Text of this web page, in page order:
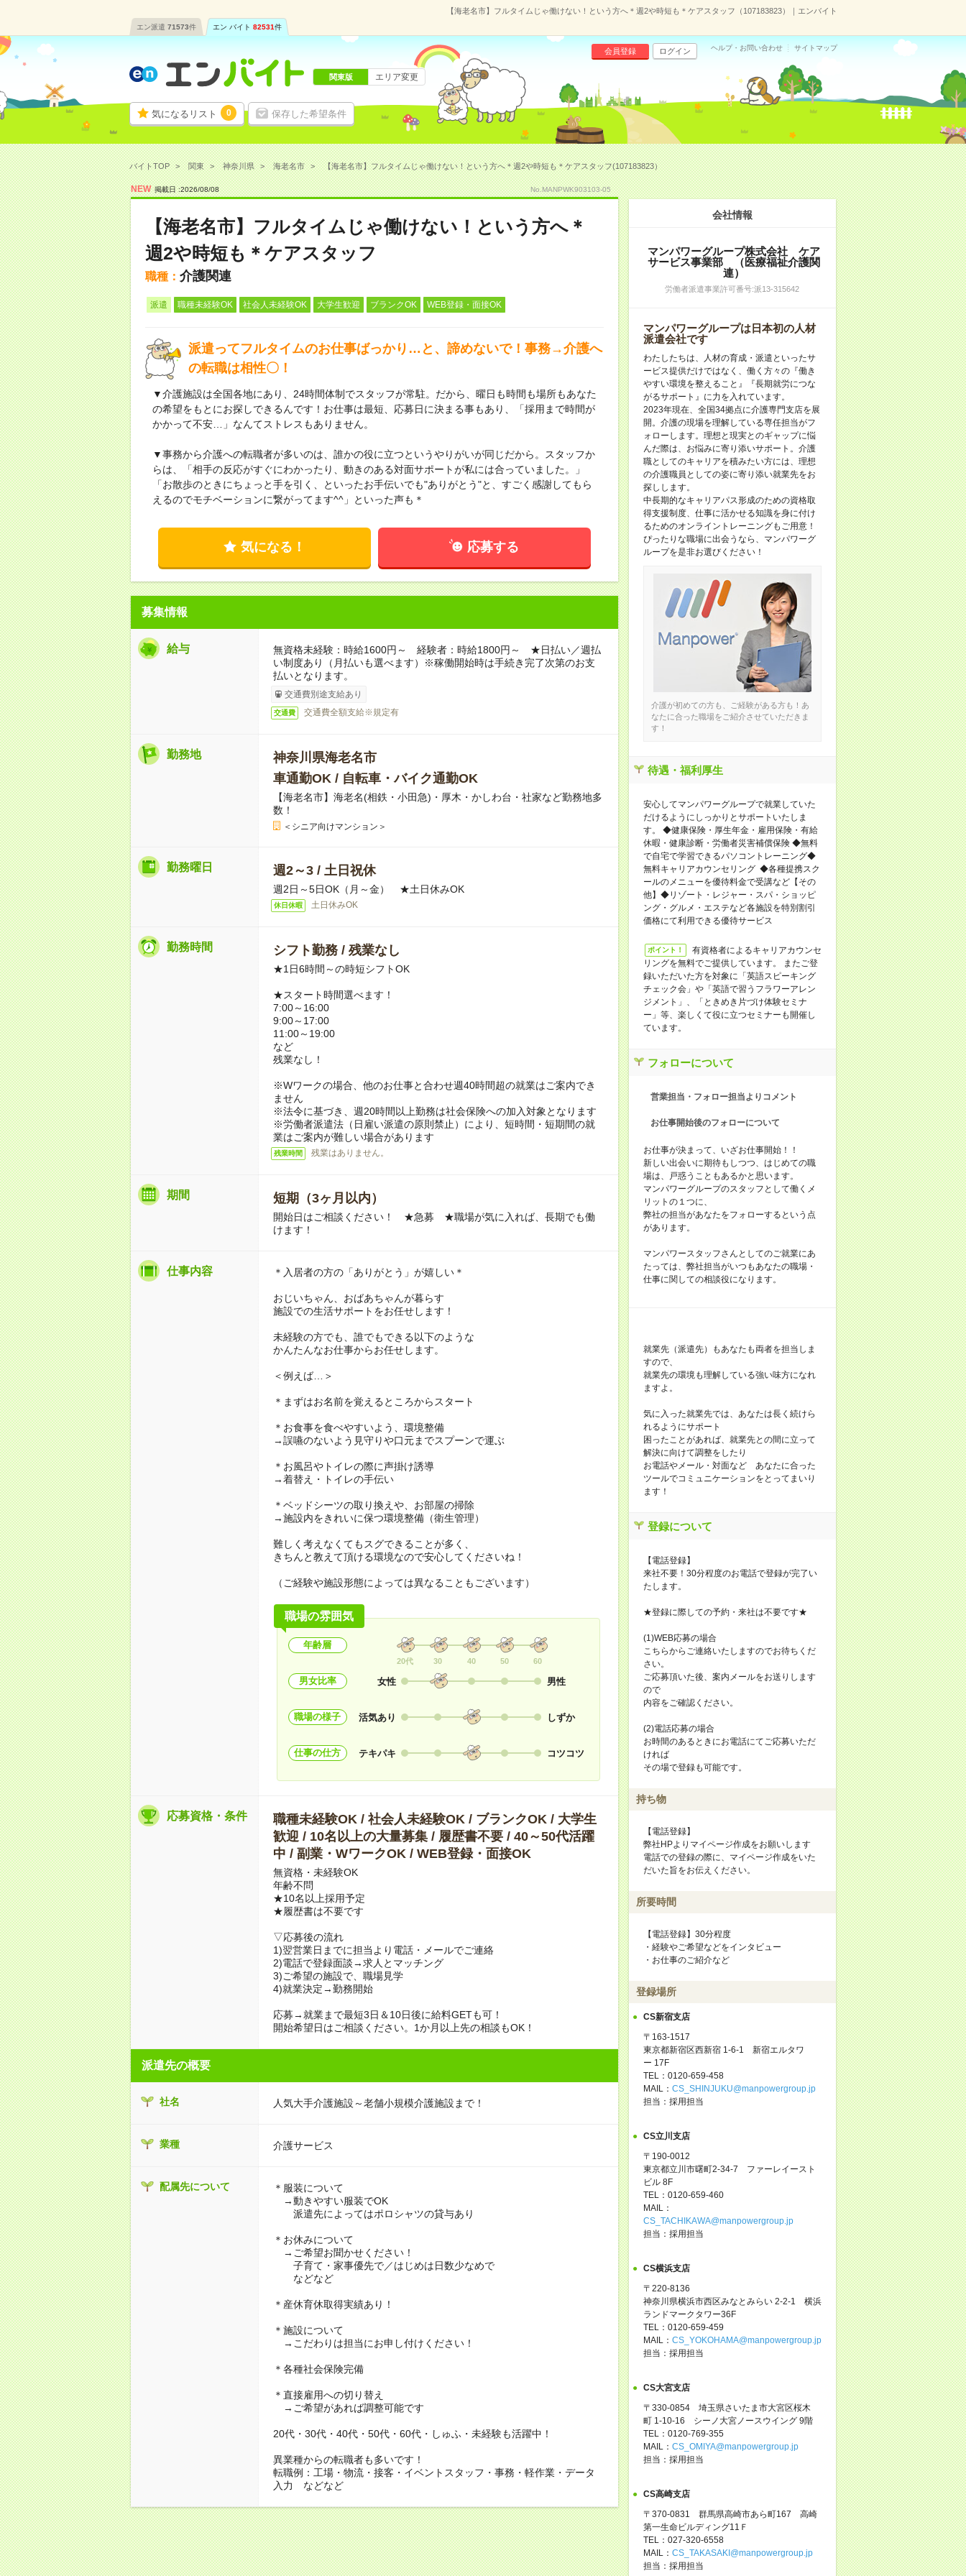
【海老名市】フルタイムじゃ働けない！という方へ＊週2や時短も＊ケアスタッフ（107183823）｜エンバイト
エン派遣 71573件 エン バイト 82531件
気になるリスト 0 保存した希望条件
会員登録 ログイン ヘルプ・お問い合わせ サイトマップ
関東版 エリア変更
バイトTOP 関東 神奈川県 海老名市 【海老名市】フルタイムじゃ働けない！という方へ＊週2や時短も＊ケアスタッフ(107183823）
NEW 掲載日 :2026/08/08 No.MANPWK903103-05
【海老名市】フルタイムじゃ働けない！という方へ＊
週2や時短も＊ケアスタッフ
職種： 介護関連
派遣 職種未経験OK 社会人未経験OK 大学生歓迎 ブランクOK WEB登録・面接OK
派遣ってフルタイムのお仕事ばっかり…と、諦めないで！事務→介護へ
の転職は相性〇！
▼介護施設は全国各地にあり、24時間体制でスタッフが常駐。だから、曜日も時間も場所もあなた
の希望をもとにお探しできるんです！お仕事は最短、応募日に決まる事もあり、「採用まで時間が
かかって不安…」なんてストレスもありません。
▼事務から介護への転職者が多いのは、誰かの役に立つというやりがいが同じだから。スタッフか
らは、「相手の反応がすぐにわかったり、動きのある対面サポートが私には合っていました。」
「お散歩のときにちょっと手を引く、といったお手伝いでも"ありがとう"と、すごく感謝してもら
えるのでモチベーションに繋がってます^^」といった声も＊
気になる！ 応募する
募集情報
給与
無資格未経験：時給1600円～ 経験者：時給1800円～ ★日払い／週払
い制度あり（月払いも選べます）※稼働開始時は手続き完了次第のお支
払いとなります。
交通費別途支給あり
交通費 交通費全額支給※規定有
勤務地
神奈川県海老名市
車通勤OK / 自転車・バイク通勤OK
【海老名市】海老名(相鉄・小田急)・厚木・かしわ台・社家など勤務地多
数！
＜シニア向けマンション＞
勤務曜日 週2～3 / 土日祝休
週2日～5日OK（月～金） ★土日休みOK
休日休暇 土日休みOK
勤務時間 シフト勤務 / 残業なし
★1日6時間～の時短シフトOK
★スタート時間選べます！
7:00～16:00
9:00～17:00
11:00～19:00
など
残業なし！
※Wワークの場合、他のお仕事と合わせ週40時間超の就業はご案内でき
ません
※法令に基づき、週20時間以上勤務は社会保険への加入対象となります
※労働者派遣法（日雇い派遣の原則禁止）により、短時間・短期間の就
業はご案内が難しい場合があります
残業時間 残業はありません。
期間 短期（3ヶ月以内）
開始日はご相談ください！ ★急募 ★職場が気に入れば、長期でも働
けます！
仕事内容 ＊入居者の方の「ありがとう」が嬉しい＊
おじいちゃん、おばあちゃんが暮らす
施設での生活サポートをお任せします！
未経験の方でも、誰でもできる以下のような
かんたんなお仕事からお任せします。
＜例えば…＞
＊まずはお名前を覚えるところからスタート
＊お食事を食べやすいよう、環境整備
→誤嚥のないよう見守りや口元までスプーンで運ぶ
＊お風呂やトイレの際に声掛け誘導
→着替え・トイレの手伝い
＊ベッドシーツの取り換えや、お部屋の掃除
→施設内をきれいに保つ環境整備（衛生管理）
難しく考えなくてもスグできることが多く、
きちんと教えて頂ける環境なので安心してくださいね！
（ご経験や施設形態によっては異なることもございます）
職場の雰囲気
年齢層
20代 30 40 50 60
男女比率 女性 男性
職場の様子 活気あり しずか
仕事の仕方 テキパキ コツコツ
応募資格・条件
職種未経験OK / 社会人未経験OK / ブランクOK / 大学生
歓迎 / 10名以上の大量募集 / 履歴書不要 / 40～50代活躍
中 / 副業・WワークOK / WEB登録・面接OK
無資格・未経験OK
年齢不問
★10名以上採用予定
★履歴書は不要です
▽応募後の流れ
1)翌営業日までに担当より電話・メールでご連絡
2)電話で登録面談→求人とマッチング
3)ご希望の施設で、職場見学
4)就業決定→勤務開始
応募→就業まで最短3日＆10日後に給料GETも可！
開始希望日はご相談ください。1か月以上先の相談もOK！
派遣先の概要
社名 人気大手介護施設～老舗小規模介護施設まで！
業種 介護サービス
配属先について
＊服装について
→動きやすい服装でOK
派遣先によってはポロシャツの貸与あり
＊お休みについて
→ご希望お聞かせください！
子育て・家事優先で／はじめは日数少なめで
などなど
＊産休育休取得実績あり！
＊施設について
→こだわりは担当にお申し付けください！
＊各種社会保険完備
＊直接雇用への切り替え
→ご希望があれば調整可能です
20代・30代・40代・50代・60代・しゅふ・未経験も活躍中！
異業種からの転職者も多いです！
転職例：工場・物流・接客・イベントスタッフ・事務・軽作業・データ
入力 などなど
会社情報
マンパワーグループ株式会社 ケア
サービス事業部 （医療福祉介護関
連）
労働者派遣事業許可番号:派13-315642
マンパワーグループは日本初の人材
派遣会社です
わたしたちは、人材の育成・派遣といったサ
ービス提供だけではなく、働く方々の『働き
やすい環境を整えること』『長期就労につな
がるサポート』に力を入れています。
2023年現在、全国34拠点に介護専門支店を展
開。介護の現場を理解している専任担当がフ
ォローします。理想と現実とのギャップに悩
んだ際は、お悩みに寄り添いサポート。介護
職としてのキャリアを積みたい方には、理想
の介護職員としての姿に寄り添い就業先をお
探しします。
中長期的なキャリアパス形成のための資格取
得支援制度、仕事に活かせる知識を身に付け
るためのオンライントレーニングもご用意！
ぴったりな職場に出会うなら、マンパワーグ
ループを是非お選びください！
介護が初めての方も、ご経験がある方も！あ
なたに合った職場をご紹介させていただきま
す！
待遇・福利厚生
安心してマンパワーグループで就業していた
だけるようにしっかりとサポートいたしま
す。 ◆健康保険・厚生年金・雇用保険・有給
休暇・健康診断・労働者災害補償保険 ◆無料
で自宅で学習できるパソコントレーニング◆
無料キャリアカウンセリング ◆各種提携スク
ールのメニューを優待料金で受講など【その
他】◆リゾート・レジャー・スパ・ショッピ
ング・グルメ・エステなど各施設を特別割引
価格にて利用できる優待サービス
ポイント！
有資格者によるキャリアカウンセ
リングを無料でご提供しています。 またご登
録いただいた方を対象に「英語スピーキング
チェック会」や「英語で習うフラワーアレン
ジメント」、「ときめき片づけ体験セミナ
ー」等、楽しくて役に立つセミナーも開催し
ています。
フォローについて
営業担当・フォロー担当よりコメント
お仕事開始後のフォローについて
お仕事が決まって、いざお仕事開始！！
新しい出会いに期待もしつつ、はじめての職
場は、戸惑うこともあるかと思います。
マンパワーグループのスタッフとして働くメ
リットの１つに、
弊社の担当があなたをフォローするという点
があります。
マンパワースタッフさんとしてのご就業にあ
たっては、弊社担当がいつもあなたの職場・
仕事に関しての相談役になります。
就業先（派遣先）もあなたも両者を担当しま
すので、
就業先の環境も理解している強い味方になれ
ますよ。
気に入った就業先では、あなたは長く続けら
れるようにサポート
困ったことがあれば、就業先との間に立って
解決に向けて調整をしたり
お電話やメール・対面など あなたに合った
ツールでコミュニケーションをとってまいり
ます！
登録について
【電話登録】
来社不要！30分程度のお電話で登録が完了い
たします。
★登録に際しての予約・来社は不要です★
(1)WEB応募の場合
こちらからご連絡いたしますのでお待ちくだ
さい。
ご応募頂いた後、案内メールをお送りします
ので
内容をご確認ください。
(2)電話応募の場合
お時間のあるときにお電話にてご応募いただ
ければ
その場で登録も可能です。
持ち物
【電話登録】
弊社HPよりマイページ作成をお願いします
電話での登録の際に、マイページ作成をいた
だいた旨をお伝えください。
所要時間
【電話登録】30分程度
・経験やご希望などをインタビュー
・お仕事のご紹介など
登録場所
CS新宿支店
〒163-1517
東京都新宿区西新宿 1-6-1 新宿エルタワ
ー 17F
TEL：0120-659-458
MAIL： CS_SHINJUKU@manpowergroup.jp
担当：採用担当
CS立川支店
〒190-0012
東京都立川市曙町2-34-7 ファーレイースト
ビル 8F
TEL：0120-659-460
MAIL：
CS_TACHIKAWA@manpowergroup.jp
担当：採用担当
CS横浜支店
〒220-8136
神奈川県横浜市西区みなとみらい 2-2-1 横浜
ランドマークタワー36F
TEL：0120-659-459
MAIL： CS_YOKOHAMA@manpowergroup.jp
担当：採用担当
CS大宮支店
〒330-0854 埼玉県さいたま市大宮区桜木
町 1-10-16 シーノ大宮ノースウイング 9階
TEL：0120-769-355
MAIL： CS_OMIYA@manpowergroup.jp
担当：採用担当
CS高崎支店
〒370-0831 群馬県高崎市あら町167 高崎
第一生命ビルディング11Ｆ
TEL：027-320-6558
MAIL： CS_TAKASAKI@manpowergroup.jp
担当：採用担当